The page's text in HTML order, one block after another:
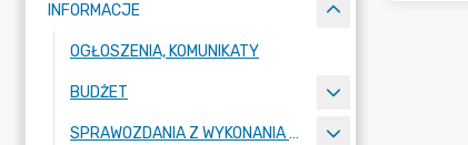
INFORMACJE
OGŁOSZENIA, KOMUNIKATY
BUDŻET
SPRAWOZDANIA Z WYKONANIA BUDŻETU